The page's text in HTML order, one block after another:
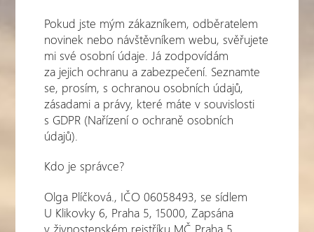
Pokud jste mým zákazníkem, odběratelem
novinek nebo návštěvníkem webu, svěřujete
mi své osobní údaje. Já zodpovídám
za jejich ochranu a zabezpečení. Seznamte
se, prosím, s ochranou osobních údajů,
zásadami a právy, které máte v souvislosti
s GDPR (Nařízení o ochraně osobních
údajů).
Kdo je správce?
Olga Plíčková., IČO 06058493, se sídlem
U Klikovky 6, Praha 5, 15000, Zapsána
v živnostenském rejstříku MČ Praha 5